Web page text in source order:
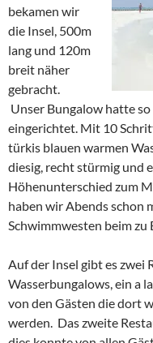
bekamen wir
die Insel, 500m
lang und 120m
breit näher
gebracht.
Unser Bungalow hatte
eingerichtet. Mit 10
türkis blauen warmen
diesig, recht stürmig und
Höhenunterschied zum
haben wir Abends schon
Schwimmwesten beim zu
Auf der Insel gibt es zwei
Wasserbungalows, ein a
von den Gästen die dort
werden. Das zweite